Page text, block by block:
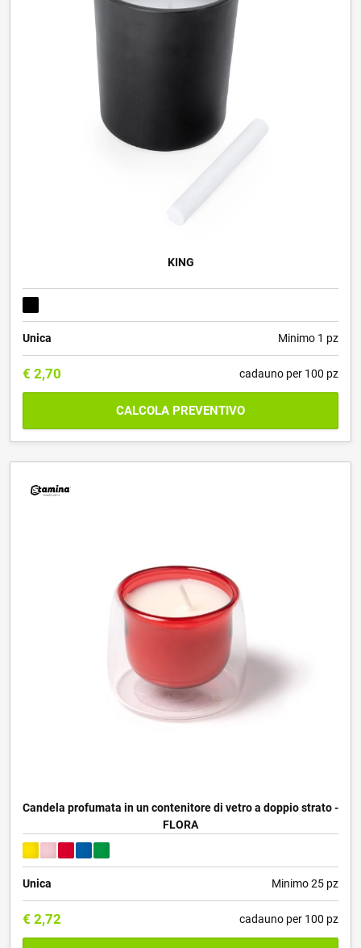
KING
Unica Minimo 1 pz
€ 2,70 cadauno per 100 pz
CALCOLA PREVENTIVO
Candela profumata in un contenitore di vetro a doppio strato -
FLORA
Unica Minimo 25 pz
€ 2,72 cadauno per 100 pz